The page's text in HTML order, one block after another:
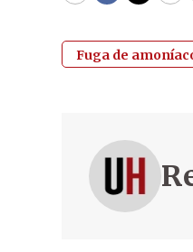
Fuga de